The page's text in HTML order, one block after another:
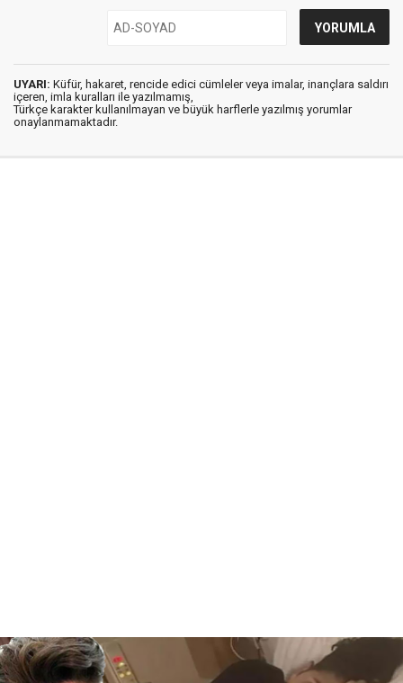
UYARI: Küfür, hakaret, rencide edici cümleler veya imalar, inançlara saldırı
içeren, imla kuralları ile yazılmamış,
Türkçe karakter kullanılmayan ve büyük harflerle yazılmış yorumlar
onaylanmamaktadır.